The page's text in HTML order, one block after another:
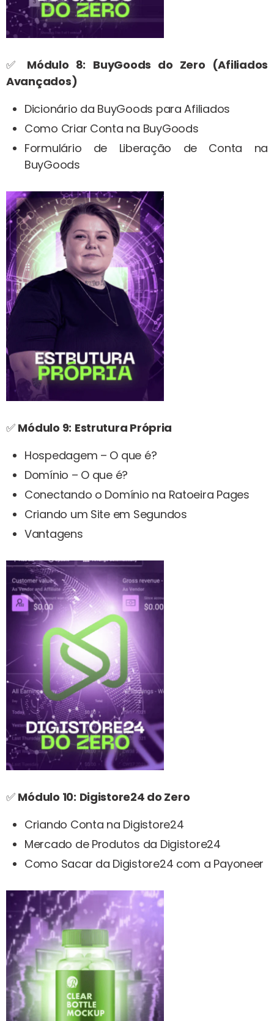
✅ Módulo 8: BuyGoods do Zero (Afiliados
Avançados)
Dicionário da BuyGoods para Afiliados
Como Criar Conta na BuyGoods
Formulário de Liberação de Conta na
BuyGoods
✅ Módulo 9: Estrutura Própria
Hospedagem – O que é?
Domínio – O que é?
Conectando o Domínio na Ratoeira Pages
Criando um Site em Segundos
Vantagens
✅ Módulo 10: Digistore24 do Zero
Criando Conta na Digistore24
Mercado de Produtos da Digistore24
Como Sacar da Digistore24 com a Payoneer